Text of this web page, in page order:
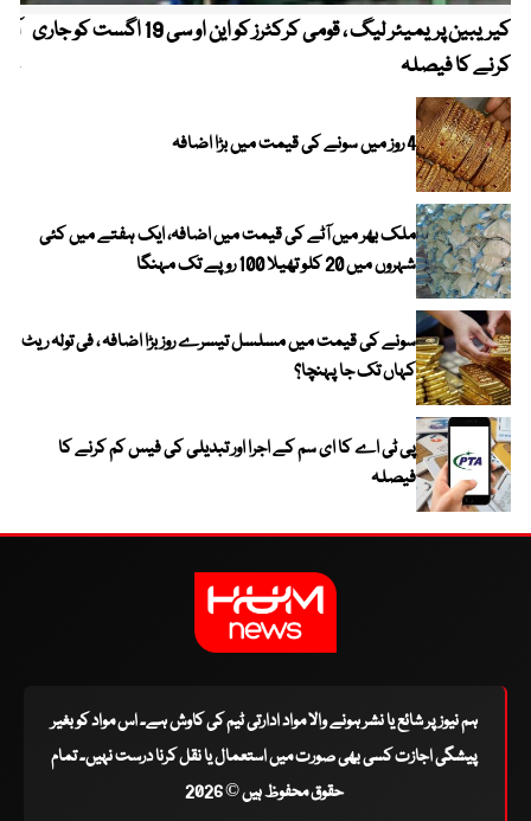
کیریبین پریمیئر لیگ ، قومی کرکٹرز کو این او سی 19 اگست کو جاری
کرنے کا فیصلہ
4 روز میں سونے کی قیمت میں بڑا اضافہ
ملک بھر میں آٹے کی قیمت میں اضافہ، ایک ہفتے میں کئی
شہروں میں 20 کلو تھیلا 100 روپے تک مہنگا
سونے کی قیمت میں مسلسل تیسرے روز بڑا اضافہ ، فی تولہ ریٹ
کہاں تک جا پہنچا؟
پی ٹی اے کا ای سم کے اجرا اور تبدیلی کی فیس کم کرنے کا
فیصلہ
ہم نیوز پر شائع یا نشر ہونے والا مواد ادارتی ٹیم کی کاوش ہے۔ اس مواد کو بغیر
پیشگی اجازت کسی بھی صورت میں استعمال یا نقل کرنا درست نہیں۔ تمام
حقوق محفوظ ہیں © 2026